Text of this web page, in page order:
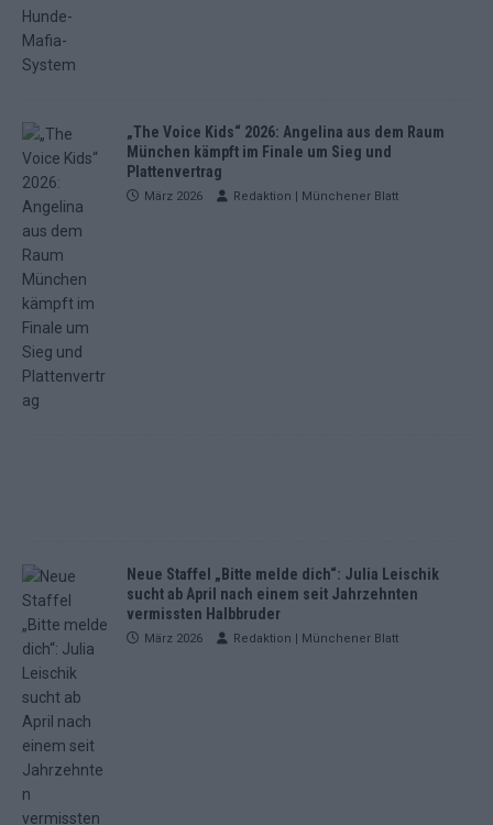
„The Voice Kids“ 2026: Angelina aus dem Raum
München kämpft im Finale um Sieg und
Plattenvertrag
März 2026 Redaktion | Münchener Blatt
Neue Staffel „Bitte melde dich“: Julia Leischik
sucht ab April nach einem seit Jahrzehnten
vermissten Halbbruder
März 2026 Redaktion | Münchener Blatt